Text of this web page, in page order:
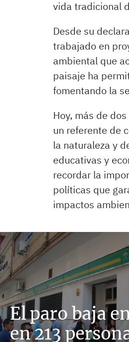
vida tradicional
Desde su
trabajado en
ambiental que
paisaje ha
fomentando la
Hoy, más de
un referente de
la naturaleza y
educativas y
recordar la
políticas que
impactos
El paro baja
en 213